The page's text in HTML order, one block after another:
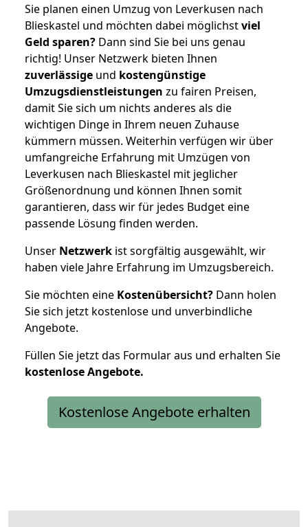
Sie planen einen Umzug von Leverkusen nach
Blieskastel und möchten dabei möglichstviel
Geld sparen? Dann sind Sie bei uns genau
richtig! Unser Netzwerk bieten Ihnen
zuverlässige und kostengünstige
Umzugsdienstleistungen zu fairen Preisen,
damit Sie sich um nichts anderes als die
wichtigen Dinge in Ihrem neuen Zuhause
kümmern müssen. Weiterhin verfügen wir über
umfangreiche Erfahrung mit Umzügen von
Leverkusen nach Blieskastel mit jeglicher
Größenordnung und können Ihnen somit
garantieren, dass wir für jedes Budget eine
passende Lösung finden werden.
Unser Netzwerk ist sorgfältig ausgewählt, wir
haben viele Jahre Erfahrung im Umzugsbereich.
Sie möchten eine Kostenübersicht? Dann holen
Sie sich jetzt kostenlose und unverbindliche
Angebote.
Füllen Sie jetzt das Formular aus und erhalten Sie
kostenloseAngebote.
Kostenlose Angebote erhalten